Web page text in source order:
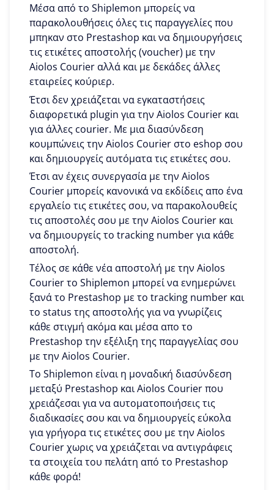
Μέσα από το Shiplemon μπορείς να
παρακολουθήσεις όλες τις παραγγελίες που
μπηκαν στο Prestashop και να δημιουργήσεις
τις ετικέτες αποστολής (voucher) με την
Aiolos Courier αλλά και με δεκάδες άλλες
εταιρείες κούριερ.
Έτσι δεν χρειάζεται να εγκαταστήσεις
διαφορετικά plugin για την Aiolos Courier και
για άλλες courier. Με μια διασύνδεση
κουμπώνεις την Aiolos Courier στο eshop σου
και δημιουργείς αυτόματα τις ετικέτες σου.
Έτσι αν έχεις συνεργασία με την Aiolos
Courier μπορείς κανονικά να εκδίδεις απο ένα
εργαλείο τις ετικέτες σου, να παρακολουθείς
τις αποστολές σου με την Aiolos Courier και
να δημιουργείς το tracking number για κάθε
αποστολή.
Τέλος σε κάθε νέα αποστολή με την Aiolos
Courier το Shiplemon μπορεί να ενημερώνει
ξανά το Prestashop με το tracking number και
το status της αποστολής για να γνωρίζεις
κάθε στιγμή ακόμα και μέσα απο το
Prestashop την εξέλιξη της παραγγελίας σου
με την Aiolos Courier.
To Shiplemon είναι η μοναδική διασύνδεση
μεταξύ Prestashop και Aiolos Courier που
χρειάζεσαι για να αυτοματοποιήσεις τις
διαδικασίες σου και να δημιουργείς εύκολα
για γρήγορα τις ετικέτες σου με την Aiolos
Courier χωρις να χρειάζεται να αντιγράφεις
τα στοιχεία του πελάτη από το Prestashop
κάθε φορά!